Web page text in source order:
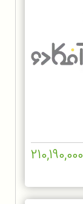
210,190,000